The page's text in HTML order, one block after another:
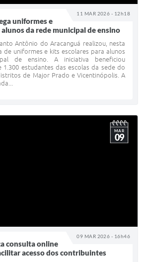
11 MAR 2026 - 12h18
uniformes e
da rede municipal de ensino
Antônio do Aracanguá realizou, nesta
de uniformes e kits escolares para alunos
de ensino. A iniciativa beneficiou
1.300 estudantes das escolas da sede do
de Major Prado e Vicentinópolis. A
09 MAR 2026 - 16h46
MAR
09
consulta online
acesso dos contribuintes